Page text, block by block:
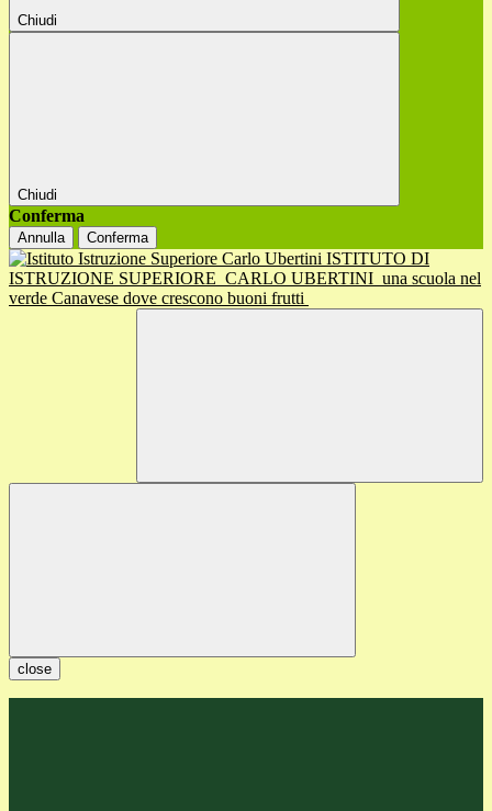
Chiudi
Chiudi
Conferma
Annulla Conferma
ISTITUTO DI
ISTRUZIONE SUPERIORE CARLO UBERTINI una scuola nel
verde Canavese dove crescono buoni frutti
close